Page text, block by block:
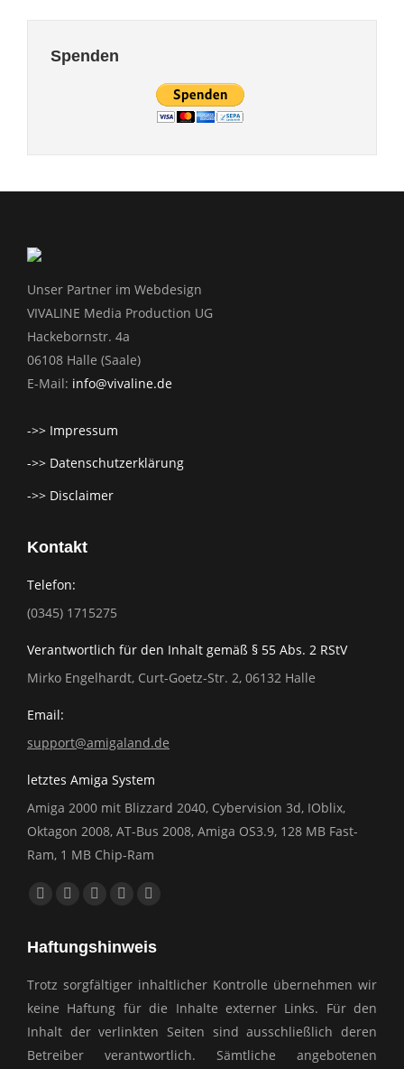
Spenden
Unser Partner im Webdesign
VIVALINE Media Production UG
Hackebornstr. 4a
06108 Halle (Saale)
E-Mail: info@vivaline.de
->> Impressum
->> Datenschutzerklärung
->> Disclaimer
Kontakt
Telefon:
(0345) 1715275
Verantwortlich für den Inhalt gemäß § 55 Abs. 2 RStV
Mirko Engelhardt, Curt-Goetz-Str. 2, 06132 Halle
Email:
support@amigaland.de
letztes Amiga System
Amiga 2000 mit Blizzard 2040, Cybervision 3d, IOblix,
Oktagon 2008, AT-Bus 2008, Amiga OS3.9, 128 MB Fast-
Ram, 1 MB Chip-Ram
Finden Sie uns auf:
Facebook
opens
YouTube
opens
new
window
E-
page
new
Website
opens
Whatsapp
opens
Haftungshinweis
Trotz sorgfältiger inhaltlicher Kontrolle übernehmen wir
keine Haftung für die Inhalte externer Links. Für den
Inhalt der verlinkten Seiten sind ausschließlich deren
Betreiber verantwortlich. Sämtliche angebotenen